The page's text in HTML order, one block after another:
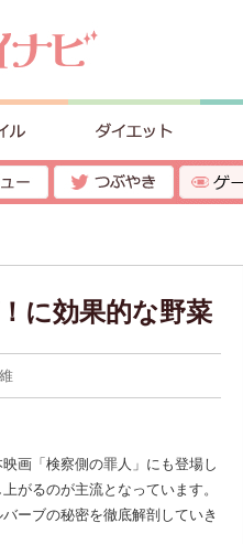
に効果的な野菜
画「検察側の罪人」にも登場し
がるのが主流となっています。
ーブの秘密を徹底解剖していき